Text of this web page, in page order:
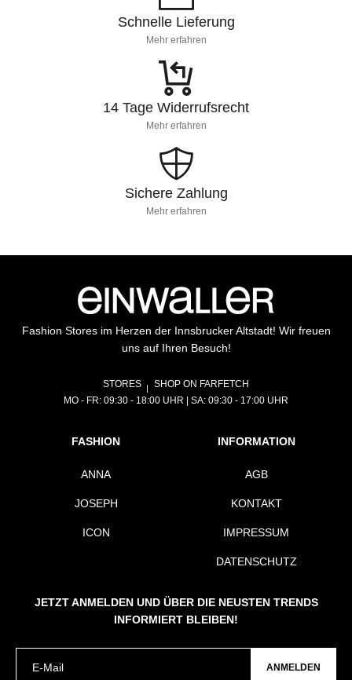
Schnelle Lieferung
Mehr erfahren
14 Tage Widerrufsrecht
Mehr erfahren
Sichere Zahlung
Mehr erfahren
Fashion Stores im Herzen der Innsbrucker Altstadt! Wir freuen
uns auf Ihren Besuch!
STORES
SHOP ON FARFETCH
MO - FR: 09:30 - 18:00 UHR | SA: 09:30 - 17:00 UHR
FASHION
ANNA
JOSEPH
ICON
INFORMATION
AGB
KONTAKT
IMPRESSUM
DATENSCHUTZ
JETZT ANMELDEN UND ÜBER DIE NEUSTEN TRENDS
INFORMIERT BLEIBEN!
ANMELDEN